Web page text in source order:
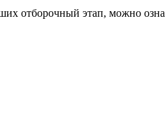
отборочный этап, можно